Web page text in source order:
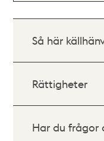
Så här
Rättigheter
Har du frågor